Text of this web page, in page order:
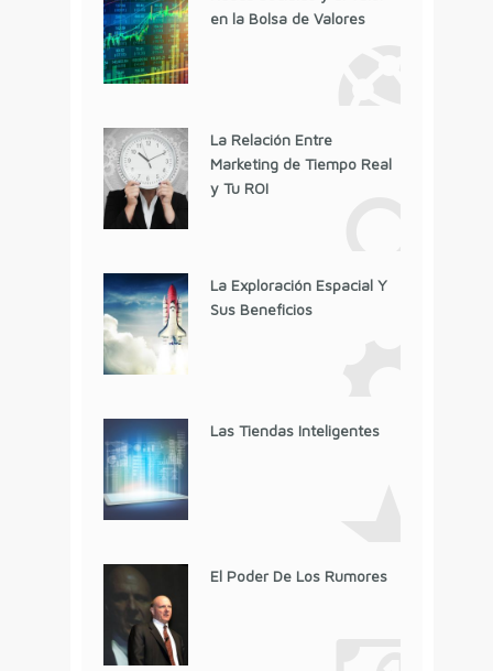
en la Bolsa de Valores
La Relación Entre
Marketing de Tiempo Real
y Tu ROI
La Exploración Espacial Y
Sus Beneficios
Las Tiendas Inteligentes
El Poder De Los Rumores